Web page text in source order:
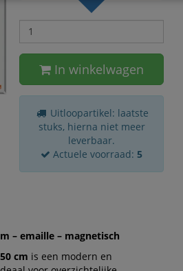
In winkelwagen
Uitloopartikel: laatste
stuks, hierna niet meer
leverbaar.
Actuele voorraad: 5
– emaille – magnetisch
cm is een modern en